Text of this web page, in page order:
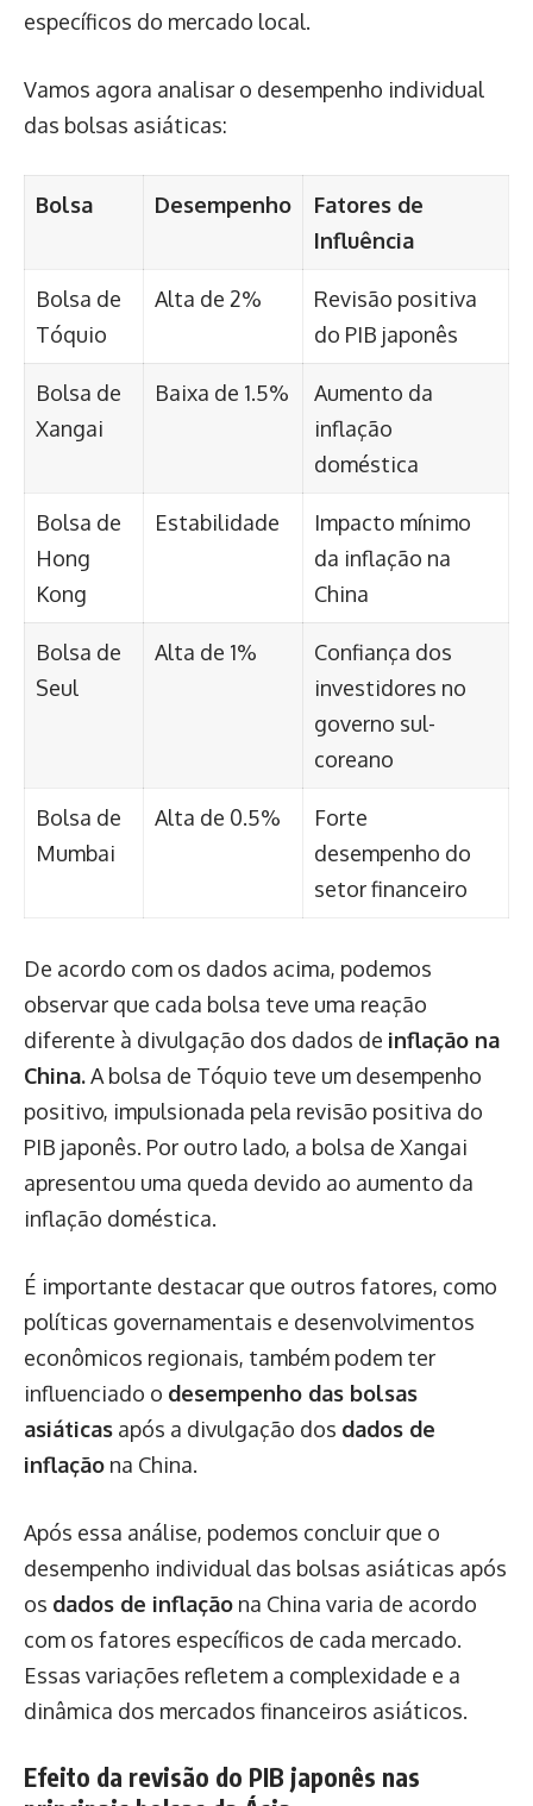
específicos do mercado local.
Vamos agora analisar o desempenho individual
das bolsas asiáticas:
Bolsa Desempenho
Fatores de
Influência
Bolsa de
Tóquio
Alta de 2%
Revisão positiva
do PIB japonês
Bolsa de
Xangai
Baixa de 1.5%
Aumento da
inflação
doméstica
Bolsa de
Hong
Kong
Estabilidade
Impacto mínimo
da inflação na
China
Bolsa de
Seul
Alta de 1%
Confiança dos
investidores no
governo sul-
coreano
Bolsa de
Mumbai
Alta de 0.5%
Forte
desempenho do
setor financeiro
De acordo com os dados acima, podemos
observar que cada bolsa teve uma reação
diferente à divulgação dos dados de inflação na
China.A bolsa de Tóquio teve um desempenho
positivo, impulsionada pela revisão positiva do
PIB japonês. Por outro lado, a bolsa de Xangai
apresentou uma queda devido ao aumento da
inflação doméstica.
É importante destacar que outros fatores, como
políticas governamentais e desenvolvimentos
econômicos regionais, também podem ter
influenciado o desempenho das bolsas
asiáticas após a divulgação dos dados de
inflação na China.
Após essa análise, podemos concluir que o
desempenho individual das bolsas asiáticas após
os dados de inflação na China varia de acordo
com os fatores específicos de cada mercado.
Essas variações refletem a complexidade e a
dinâmica dos mercados financeiros asiáticos.
Efeito da revisão do PIB japonês nas